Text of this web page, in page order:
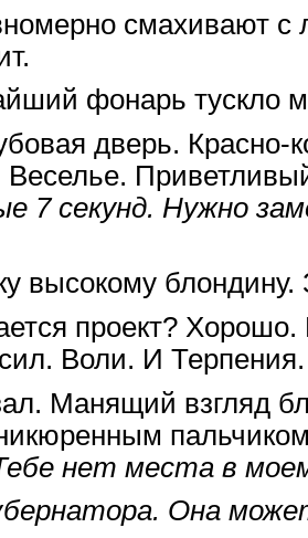
смахивают с
фонарь тускло
дверь. Красно-
Веселье.
7 секунд. Нужно
высокому блондину.
проект?
Воли. И
Манящий взгляд
нет места в
Она